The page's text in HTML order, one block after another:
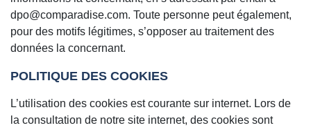
dpo@comparadise.com. Toute personne peut également,
pour des motifs légitimes, s’opposer au traitement des
données la concernant.
POLITIQUE DES COOKIES
L’utilisation des cookies est courante sur internet. Lors de
la consultation de notre site internet, des cookies sont